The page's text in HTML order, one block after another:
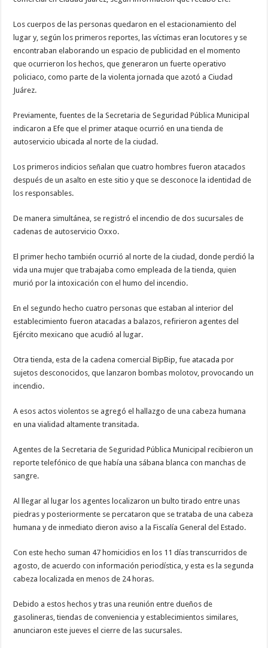
Los cuerpos de las personas quedaron en el estacionamiento del
lugar y, según los primeros reportes, las víctimas eran locutores y se
encontraban elaborando un espacio de publicidad en el momento
que ocurrieron los hechos, que generaron un fuerte operativo
policiaco, como parte de la violenta jornada que azotó a Ciudad
Juárez.
Previamente, fuentes de la Secretaria de Seguridad Pública Municipal
indicaron a Efe que el primer ataque ocurrió en una tienda de
autoservicio ubicada al norte de la ciudad.
Los primeros indicios señalan que cuatro hombres fueron atacados
después de un asalto en este sitio y que se desconoce la identidad de
los responsables.
De manera simultánea, se registró el incendio de dos sucursales de
cadenas de autoservicio Oxxo.
El primer hecho también ocurrió al norte de la ciudad, donde perdió la
vida una mujer que trabajaba como empleada de la tienda, quien
murió por la intoxicación con el humo del incendio.
En el segundo hecho cuatro personas que estaban al interior del
establecimiento fueron atacadas a balazos, refirieron agentes del
Ejército mexicano que acudió al lugar.
Otra tienda, esta de la cadena comercial BipBip, fue atacada por
sujetos desconocidos, que lanzaron bombas molotov, provocando un
incendio.
A esos actos violentos se agregó el hallazgo de una cabeza humana
en una vialidad altamente transitada.
Agentes de la Secretaria de Seguridad Pública Municipal recibieron un
reporte telefónico de que había una sábana blanca con manchas de
sangre.
Al llegar al lugar los agentes localizaron un bulto tirado entre unas
piedras y posteriormente se percataron que se trataba de una cabeza
humana y de inmediato dieron aviso a la Fiscalía General del Estado.
Con este hecho suman 47 homicidios en los 11 días transcurridos de
agosto, de acuerdo con información periodística, y esta es la segunda
cabeza localizada en menos de 24 horas.
Debido a estos hechos y tras una reunión entre dueños de
gasolineras, tiendas de conveniencia y establecimientos similares,
anunciaron este jueves el cierre de las sucursales.